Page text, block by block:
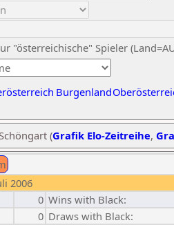
"österreichische" Spieler
Burgenland
(Grafik Elo-Zeitreihe,
2006
0 Wins with Black:
0 Draws with Black: